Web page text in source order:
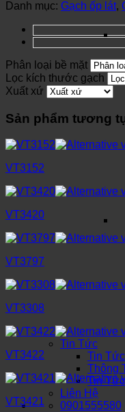
Tin Tức
Tin
Thông
Tin
Liên Hệ
0901555580
Danh mục: Gạch ốp lát,
Phân loại bề mặt
Lọc kích thước gạch
Xuất xứ
Sản phẩm tương
VT3152
VT3420
VT3797
VT3308
VT3422
VT3421